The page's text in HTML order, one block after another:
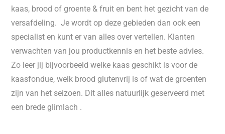
kaas, brood of groente & fruit en bent het gezicht van de
versafdeling. Je wordt op deze gebieden dan ook een
specialist en kunt er van alles over vertellen. Klanten
verwachten van jou productkennis en het beste advies.
Zo leer jij bijvoorbeeld welke kaas geschikt is voor de
kaasfondue, welk brood glutenvrij is of wat de groenten
zijn van het seizoen. Dit alles natuurlijk geserveerd met
een brede glimlach .